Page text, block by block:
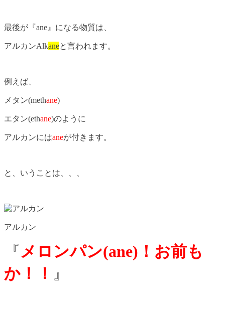
最後が『ane』になる物質は、
アルカンAlkaneと言われます。
例えば、
メタン(methane)
エタン(ethane)のように
アルカンにはaneが付きます。
と、いうことは、、、
アルカン
『メロンパン(ane)！お前も
か！！ 』